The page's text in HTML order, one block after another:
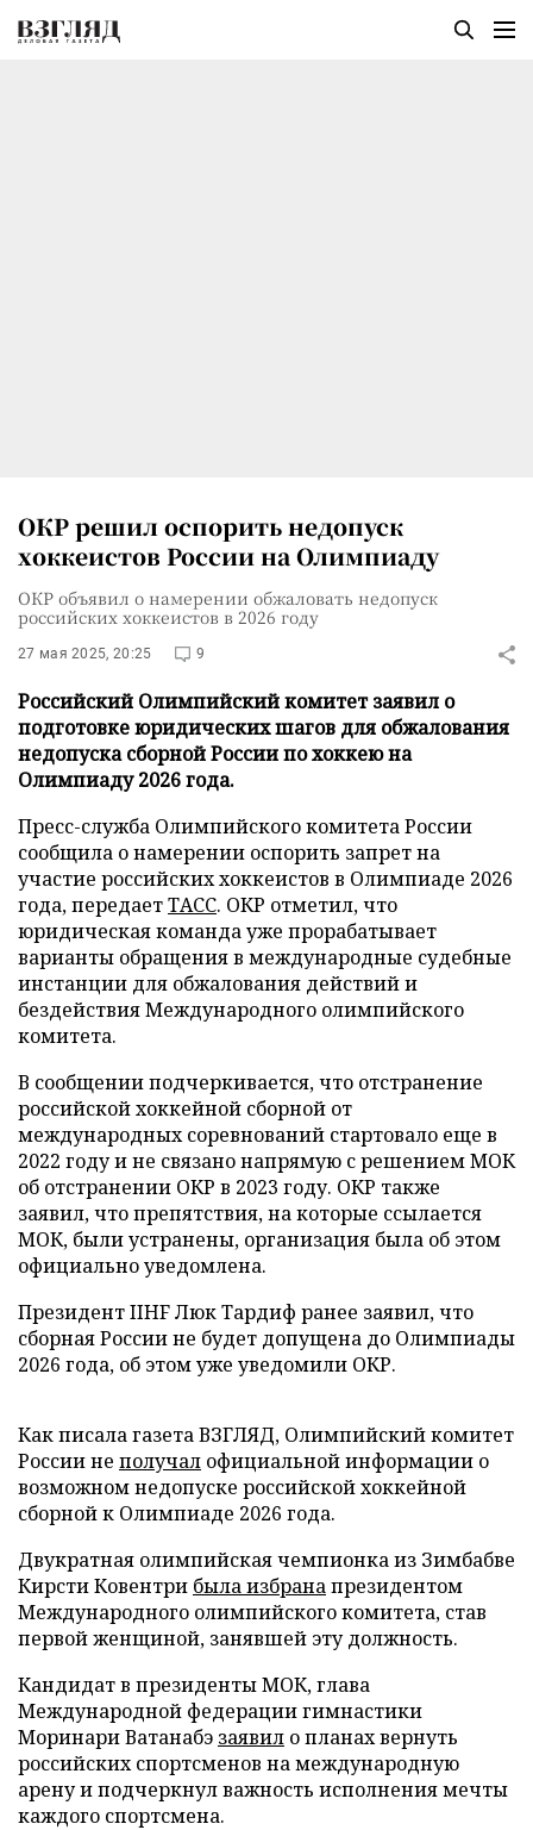
ОКР решил оспорить недопуск
хоккеистов России на Олимпиаду
ОКР объявил о намерении обжаловать недопуск
российских хоккеистов в 2026 году
27 мая 2025, 20:25 9
Российский Олимпийский комитет заявил о
подготовке юридических шагов для обжалования
недопуска сборной России по хоккею на
Олимпиаду 2026 года.
Пресс-служба Олимпийского комитета России
сообщила о намерении оспорить запрет на
участие российских хоккеистов в Олимпиаде 2026
года, передаетТАСС. ОКР отметил, что
юридическая команда уже прорабатывает
варианты обращения в международные судебные
инстанции для обжалования действий и
бездействия Международного олимпийского
комитета.
В сообщении подчеркивается, что отстранение
российской хоккейной сборной от
международных соревнований стартовало еще в
2022 году и не связано напрямую с решением МОК
об отстранении ОКР в 2023 году. ОКР также
заявил, что препятствия, на которые ссылается
МОК, были устранены, организация была об этом
официально уведомлена.
Президент IIHF Люк Тардиф ранее заявил, что
сборная России не будет допущена до Олимпиады
2026 года, об этом уже уведомили ОКР.
Как писала газета ВЗГЛЯД, Олимпийский комитет
России не получал официальной информации о
возможном недопуске российской хоккейной
сборной к Олимпиаде 2026 года.
Двукратная олимпийская чемпионка из Зимбабве
Кирсти Ковентри была избранапрезидентом
Международного олимпийского комитета, став
первой женщиной, занявшей эту должность.
Кандидат в президенты МОК, глава
Международной федерации гимнастики
Моринари Ватанабэ заявил о планах вернуть
российских спортсменов на международную
арену и подчеркнул важность исполнения мечты
каждого спортсмена.